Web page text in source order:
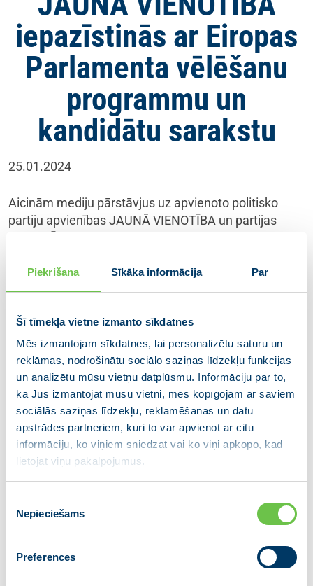
Piekrišana Sīkāka informācija Par
Šī tīmekļa vietne izmanto sīkdatnes
Mēs izmantojam sīkdatnes, lai personalizētu saturu un
reklāmas, nodrošinātu sociālo saziņas līdzekļu funkcijas
un analizētu mūsu vietņu datplūsmu. Informāciju par to,
kā Jūs izmantojat mūsu vietni, mēs kopīgojam ar saviem
sociālās saziņas līdzekļu, reklamēšanas un datu
apstrādes partneriem, kuri to var apvienot ar citu
informāciju, ko viņiem sniedzat vai ko viņi apkopo, kad
lietojat viņu pakalpojumus.
izvēle
Nepieciešams
Preferences
iepazīstinās ar Eiropas
Parlamenta vēlēšanu
programmu un
kandidātu sarakstu
25.01.2024
Aicinām mediju pārstāvjus uz apvienoto politisko
partiju apvienības JAUNĀ VIENOTĪBA un partijas
februārī 10:00 Latvijas Nacionālās bibliotēkas korē.
saraksts.
Sēdes dalībniekus uzrunās: partijas VIENOTĪBA
domes priekšsēdētājs Hosams Abu Meri, partijas
VIENOTĪBA priekšsēdētājs Arvils Ašeradens, politisko
partiju apvienības JAUNĀ VIENOTĪBA priekšsēdētājs
Krišjānis Kariņš, partijas VIENOTĪBA valdes locekle,
Ministru prezidente Evika Siliņa. Ziņojumus sniegs
mūsu cilvēki Briselē: Eiropas Komisijas
Vaidere, Dace Melbārde, kā arī citi partiju apvienības
Kontaktpersona informācijai par partiju apvienības